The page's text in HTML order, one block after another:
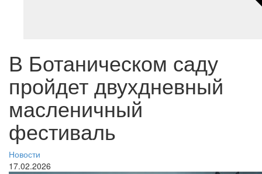
В Ботаническом саду
пройдет двухдневный
масленичный
фестиваль
Новости
17.02.2026